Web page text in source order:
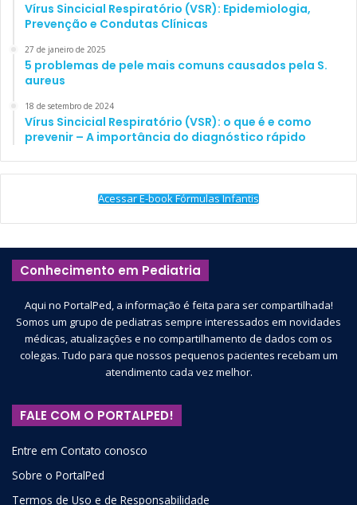
Vírus Sincicial Respiratório (VSR): Epidemiologia,
Prevenção e Condutas Clínicas
27 de janeiro de 2025
5 problemas de pele mais comuns causados pela S.
aureus
18 de setembro de 2024
Vírus Sincicial Respiratório (VSR): o que é e como
prevenir – A importância do diagnóstico rápido
Acessar E-book Fórmulas Infantis
Conhecimento em Pediatria
Aqui no PortalPed, a informação é feita para ser compartilhada!
Somos um grupo de pediatras sempre interessados em novidades
médicas, atualizações e no compartilhamento de dados com os
colegas. Tudo para que nossos pequenos pacientes recebam um
atendimento cada vez melhor.
FALE COM O PORTALPED!
Entre em Contato conosco
Sobre o PortalPed
Termos de Uso e de Responsabilidade